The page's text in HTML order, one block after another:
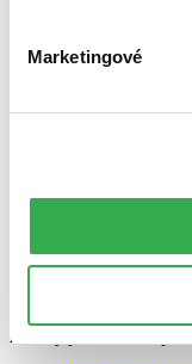
Marketingové
Zdravý jídelníček v